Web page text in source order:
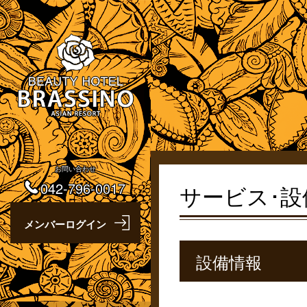
お問い合わせ
042-796-0017 サービス･
設備情報